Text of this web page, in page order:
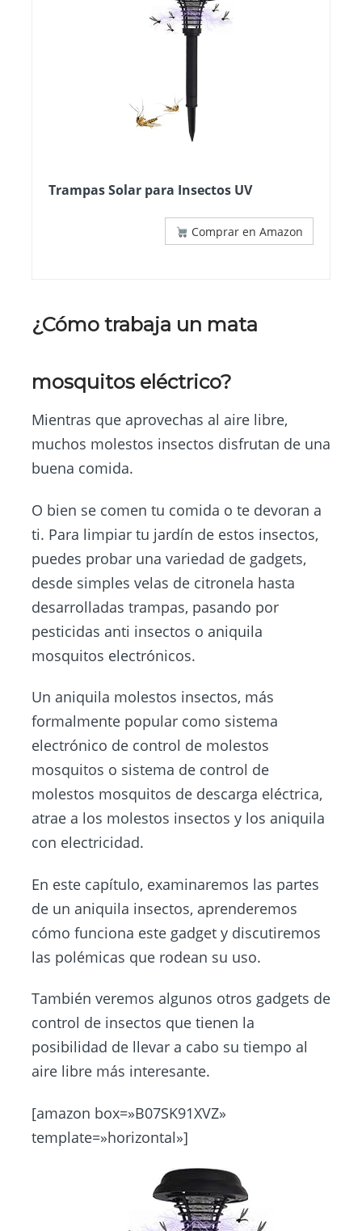
Trampas Solar para Insectos UV
Comprar en Amazon
¿Cómo trabaja un mata
mosquitos eléctrico?
Mientras que aprovechas al aire libre,
muchos molestos insectos disfrutan de una
buena comida.
O bien se comen tu comida o te devoran a
ti. Para limpiar tu jardín de estos insectos,
puedes probar una variedad de gadgets,
desde simples velas de citronela hasta
desarrolladas trampas, pasando por
pesticidas anti insectos o aniquila
mosquitos electrónicos.
Un aniquila molestos insectos, más
formalmente popular como sistema
electrónico de control de molestos
mosquitos o sistema de control de
molestos mosquitos de descarga eléctrica,
atrae a los molestos insectos y los aniquila
con electricidad.
En este capítulo, examinaremos las partes
de un aniquila insectos, aprenderemos
cómo funciona este gadget y discutiremos
las polémicas que rodean su uso.
También veremos algunos otros gadgets de
control de insectos que tienen la
posibilidad de llevar a cabo su tiempo al
aire libre más interesante.
[amazon box=»B07SK91XVZ»
template=»horizontal»]